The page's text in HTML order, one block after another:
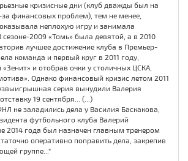
кризисные дни (клуб дважды был на
финансовых проблем), тем не менее,
неплохую игру и занимала
сезоне-2009 «Томь» была девятой, а в 2010
лучшее достижение клуба в Премьер-
команда и первый круг в 2011 году,
и отобрав очки у столичных ЦСКА,
Однако финансовый кризис летом 2011
серия вынудили Валерия
19 сентября... (...)
не заладились дела у Василия Баскакова,
футбольного клуба Валерий
2014 года был назначен главным тренером
оперативно поправить дела, закрепив
группе..."